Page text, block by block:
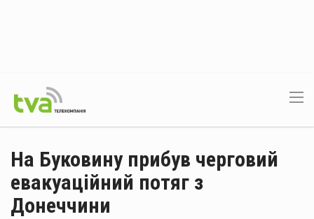
На Буковину прибув черговий
евакуаційний потяг з
Донеччини